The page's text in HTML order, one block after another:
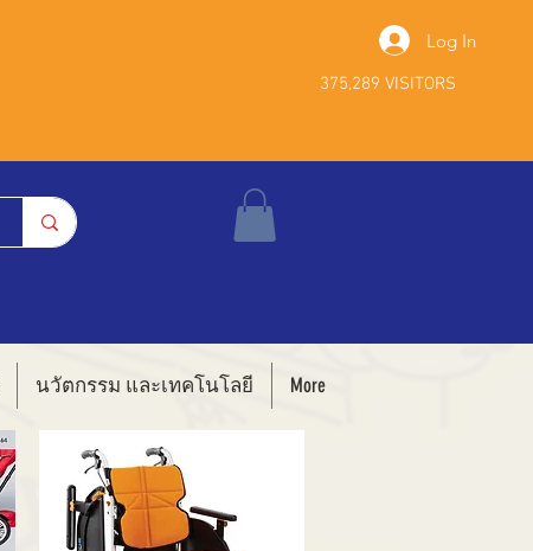
Log In
375,289 VISITORS
นวัตกรรม และเทคโนโลยี More